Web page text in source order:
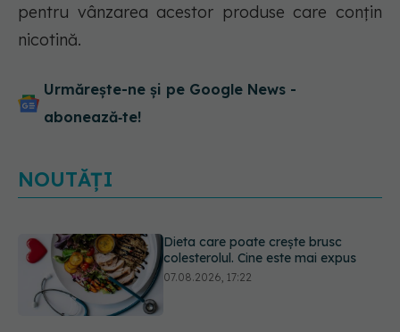
pentru vânzarea acestor produse care conțin
nicotină.
Urmărește-ne și pe Google News -
abonează‑te!
NOUTĂȚI
PNRR: 174 de milioane de lei pentru
sănătate într-o singură săptămână.
Ce spitale primesc bani